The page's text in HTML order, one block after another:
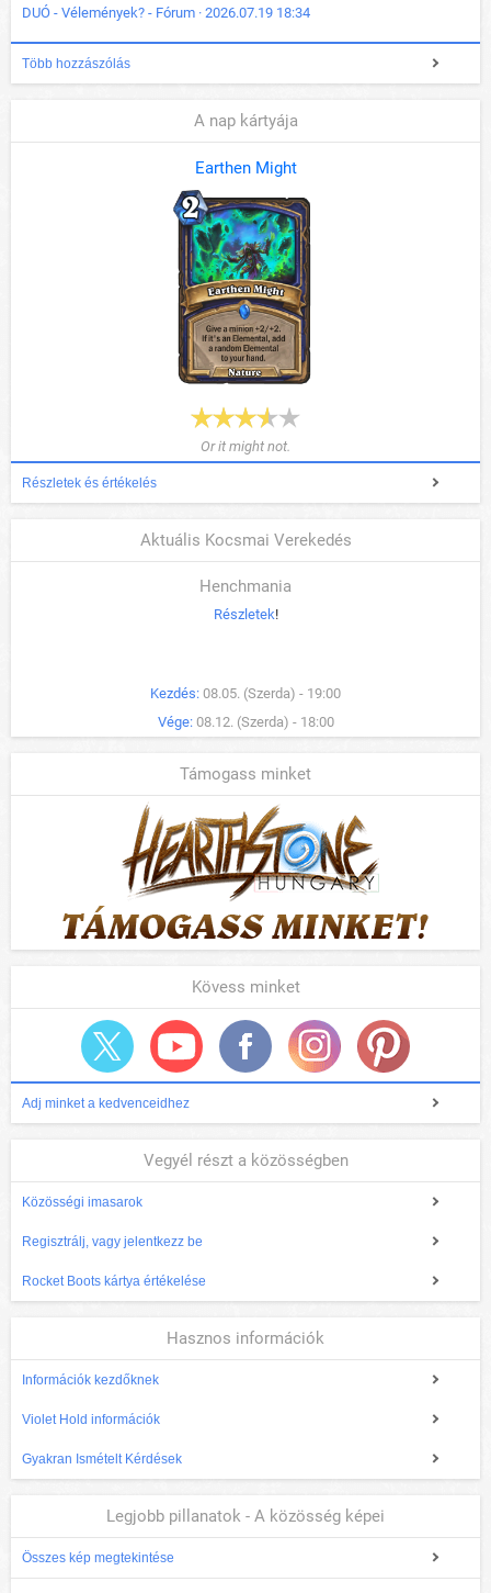
DUÓ - Vélemények? - Fórum · 2026.07.19 18:34
Több hozzászólás
A nap kártyája
Earthen Might
Or it might not.
Részletek és értékelés
Aktuális Kocsmai Verekedés
Henchmania
Részletek!
Kezdés: 08.05. (Szerda) - 19:00
Vége: 08.12. (Szerda) - 18:00
Támogass minket
Kövess minket
Adj minket a kedvenceidhez
Vegyél részt a közösségben
Közösségi imasarok
Regisztrálj, vagy jelentkezz be
Rocket Boots kártya értékelése
Hasznos információk
Információk kezdőknek
Violet Hold információk
Gyakran Ismételt Kérdések
Legjobb pillanatok - A közösség képei
Összes kép megtekintése